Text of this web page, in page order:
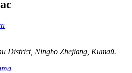
District, Ningbo Zhejiang, Китай.